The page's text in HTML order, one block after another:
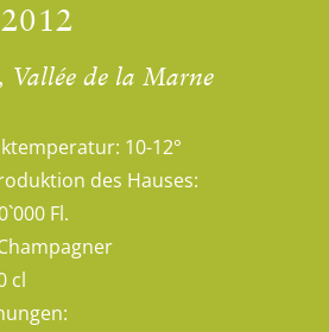
de la Marne
10-12°
des Hauses:
Fl.
cl